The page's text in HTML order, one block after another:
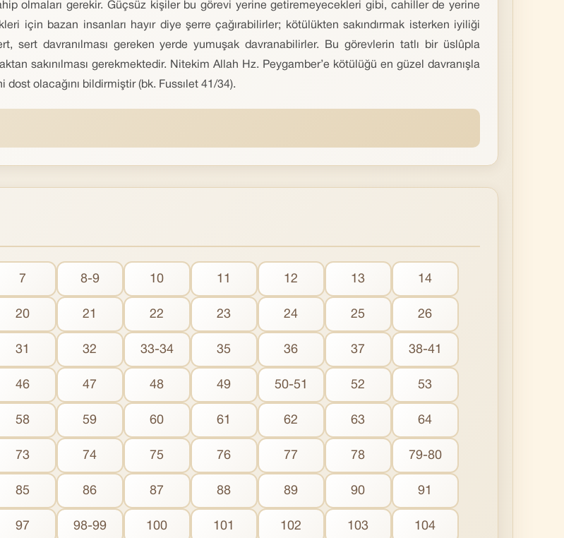
olmaları gerekir. Güçsüz kişiler bu görevi yerine getiremeyecekleri gibi, cahiller de yerine
için bazan insanları hayır diye şerre çağırabilirler; kötülükten sakındırmak isterken iyiliği
sert davranılması gereken yerde yumuşak davranabilirler. Bu görevlerin tatlı bir üslûpla
sakınılması gerekmektedir. Nitekim Allah Hz. Peygamber’e kötülüğü en güzel davranışla
dost olacağını bildirmiştir (bk. Fussılet 41/34).
7 8-9 10 11 12 13 14
20 21 22 23 24 25 26
31 32 33-34 35 36 37 38-41
46 47 48 49 50-51 52 53
58 59 60 61 62 63 64
73 74 75 76 77 78 79-80
85 86 87 88 89 90 91
97 98-99 100 101 102 103 104